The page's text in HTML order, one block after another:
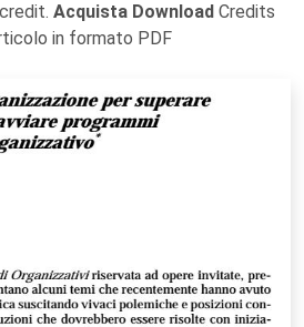
Acquista Download Credits
in formato PDF